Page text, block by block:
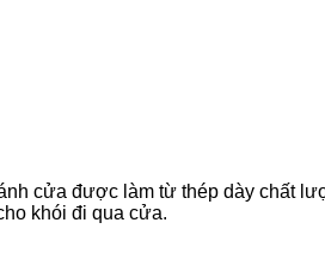
cửa được làm từ thép dày chất
khói đi qua cửa.